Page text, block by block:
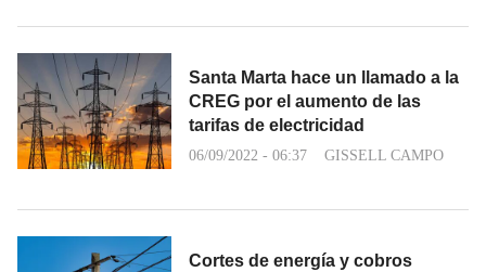
Santa Marta hace un llamado a la
CREG por el aumento de las
tarifas de electricidad
06/09/2022 - 06:37 GISSELL CAMPO
Cortes de energía y cobros